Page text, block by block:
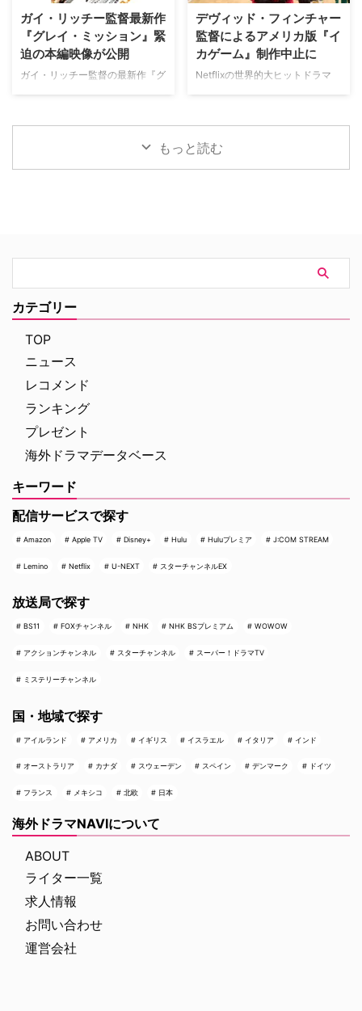
の崩壊を描く、静謐なるフォー
ク・ホラー リチャードとジュリ
エット夫妻が最近移り住んだ英国
ヨークシャー地方の人里離れた
「スターヴ・エイカー」は、家族
本チャンネルは、JCOM株式会社
がAmazon Prime Videoで提供す
る新たなチャンネルパッケージサ
ービス「プレミアTVパック」の
ガイ・リッチー監督最新作
『グレイ・ミッション』緊
迫の本編映像が公開
ガイ・リッチー監督の最新作『グ
ヘンリー・カヴィルによるスタイ
た。さらに、著名人たちからの絶
ンを熱狂させたガイ・リッチー監
督の最新作は、最高にセクシーで
最高に危険なノンストップ・バデ
ィアクションだ。アメリカ海軍 …
デヴィッド・フィンチャー
監督によるアメリカ版『イ
カゲーム』制作中止に
Netflixの世界的大ヒットドラマ
をとる予定だった英語版スピンオ
フ『Heckler（仮題）』の企画開
発が中止されたことが明らかにな
った。一時は同フランチャイズ初
ThePlaylistが報じている。 デヴ
ィッド・フィンチャーが進めてい
2024年、フィンチャーがNetf …
もっと読む
カテゴリー
TOP
ニュース
レコメンド
ランキング
プレゼント
海外ドラマデータベース
キーワード
配信サービスで探す
Amazon Apple TV Disney+ Hulu Huluプレミア J:COM STREAM
Lemino Netflix U-NEXT スターチャンネルEX
放送局で探す
BS11 FOXチャンネル NHK NHK BSプレミアム WOWOW
アクションチャンネル スターチャンネル スーパー！ドラマTV
ミステリーチャンネル
国・地域で探す
アイルランド アメリカ イギリス イスラエル イタリア インド
オーストラリア カナダ スウェーデン スペイン デンマーク ドイツ
フランス メキシコ 北欧 日本
海外ドラマNAVIについて
ABOUT
ライター一覧
求人情報
お問い合わせ
運営会社